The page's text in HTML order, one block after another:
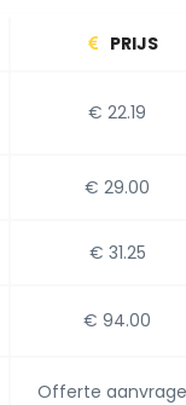
PRIJS
€ 22.19
€ 29.00
€ 31.25
€ 94.00
Offerte